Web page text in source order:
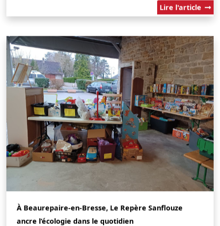
Lire l'article
À Beaurepaire-en-Bresse, Le Repère Sanflouze
ancre l’écologie dans le quotidien